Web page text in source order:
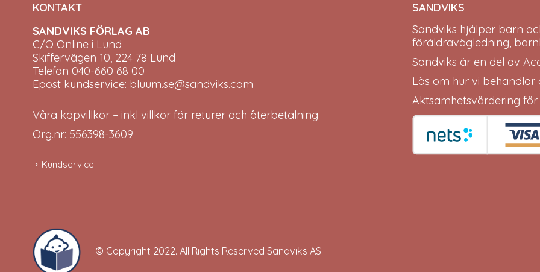
KONTAKT
SANDVIKS FÖRLAG AB
C/O Online i Lund
Skiffervägen 10, 224 78 Lund
Telefon 040-660 68 00
Epost kundservice: bluum.se@sandviks.com
Våra köpvillkor – inkl villkor för returer och återbetalning
Org.nr: 556398-3609
Kundservice
SANDVIKS
Sandviks hjälper barn
föräldravägledning,
Sandviks är en del av
Läs om hur vi behandlar
Aktsamhetsvärdering för
© Copyright 2022. All Rights Reserved Sandviks AS.